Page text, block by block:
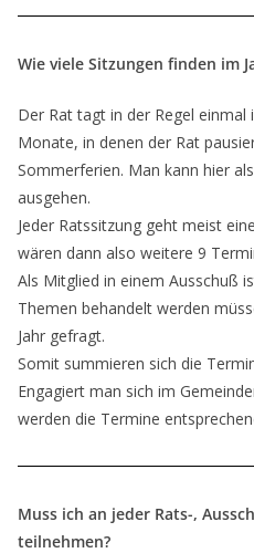
Wie viele Sitzungen finden im
Der Rat tagt in der Regel
Monate, in denen der Rat
Sommerferien. Man kann hier
ausgehen.
Jeder Ratssitzung geht meist
wären dann also weitere 9
Als Mitglied in einem Ausschuß
Themen behandelt werden
Jahr gefragt.
Somit summieren sich die
Engagiert man sich im
werden die Termine
Muss ich an jeder Rats-,
teilnehmen?